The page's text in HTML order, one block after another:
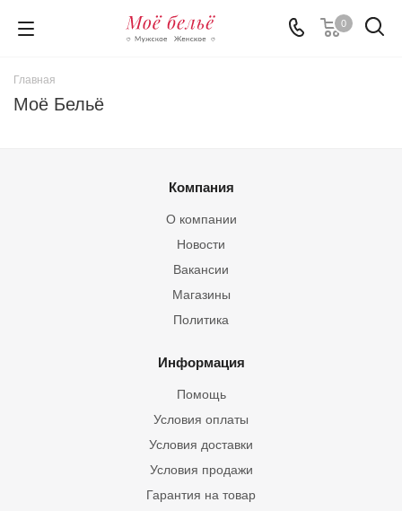
0
Главная
Моё Бельё
Компания
О компании
Новости
Вакансии
Магазины
Политика
Информация
Помощь
Условия оплаты
Условия доставки
Условия продажи
Гарантия на товар